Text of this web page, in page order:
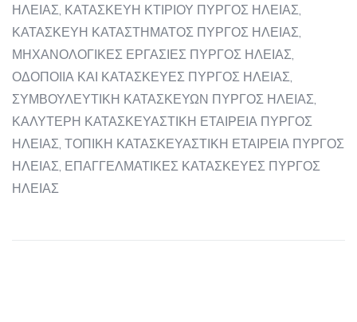
ΗΛΕΙΑΣ, ΚΑΤΑΣΚΕΥΗ ΚΤΙΡΙΟΥ ΠΥΡΓΟΣ ΗΛΕΙΑΣ,
ΚΑΤΑΣΚΕΥΗ ΚΑΤΑΣΤΗΜΑΤΟΣ ΠΥΡΓΟΣ ΗΛΕΙΑΣ,
ΜΗΧΑΝΟΛΟΓΙΚΕΣ ΕΡΓΑΣΙΕΣ ΠΥΡΓΟΣ ΗΛΕΙΑΣ,
ΟΔΟΠΟΙΙΑ ΚΑΙ ΚΑΤΑΣΚΕΥΕΣ ΠΥΡΓΟΣ ΗΛΕΙΑΣ,
ΣΥΜΒΟΥΛΕΥΤΙΚΗ ΚΑΤΑΣΚΕΥΩΝ ΠΥΡΓΟΣ ΗΛΕΙΑΣ,
ΚΑΛΥΤΕΡΗ ΚΑΤΑΣΚΕΥΑΣΤΙΚΗ ΕΤΑΙΡΕΙΑ ΠΥΡΓΟΣ
ΗΛΕΙΑΣ, ΤΟΠΙΚΗ ΚΑΤΑΣΚΕΥΑΣΤΙΚΗ ΕΤΑΙΡΕΙΑ ΠΥΡΓΟΣ
ΗΛΕΙΑΣ, ΕΠΑΓΓΕΛΜΑΤΙΚΕΣ ΚΑΤΑΣΚΕΥΕΣ ΠΥΡΓΟΣ
ΗΛΕΙΑΣ